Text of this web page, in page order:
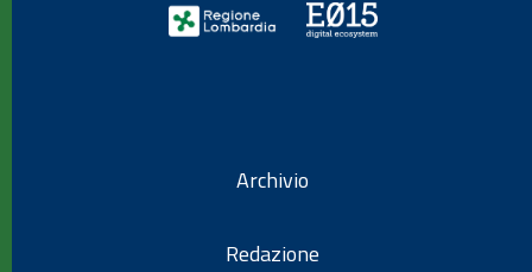
Archivio
Redazione